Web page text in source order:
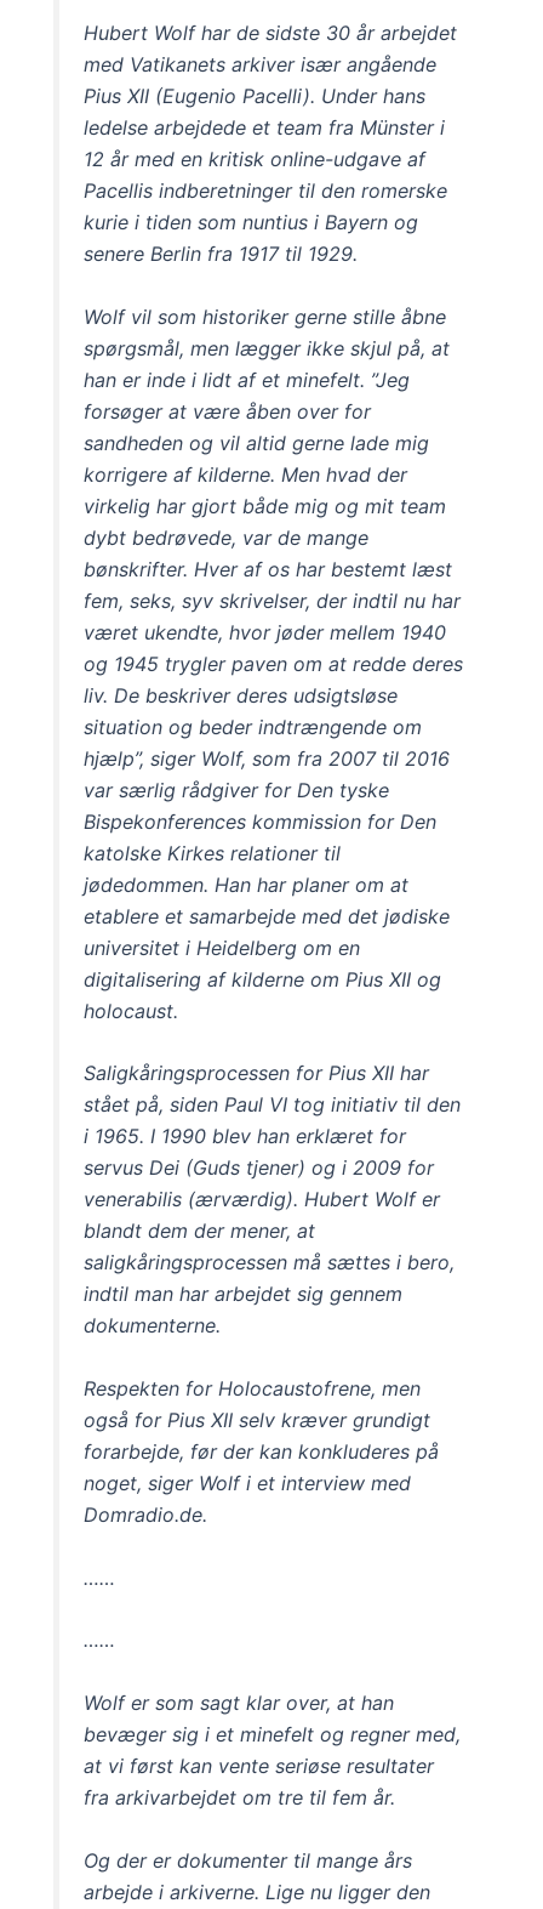
Hubert Wolf har de sidste 30 år arbejdet
med Vatikanets arkiver især angående
Pius XII (Eugenio Pacelli). Under hans
ledelse arbejdede et team fra Münster i
12 år med en kritisk online-udgave af
Pacellis indberetninger til den romerske
kurie i tiden som nuntius i Bayern og
senere Berlin fra 1917 til 1929.
Wolf vil som historiker gerne stille åbne
spørgsmål, men lægger ikke skjul på, at
han er inde i lidt af et minefelt. ”Jeg
forsøger at være åben over for
sandheden og vil altid gerne lade mig
korrigere af kilderne. Men hvad der
virkelig har gjort både mig og mit team
dybt bedrøvede, var de mange
bønskrifter. Hver af os har bestemt læst
fem, seks, syv skrivelser, der indtil nu har
været ukendte, hvor jøder mellem 1940
og 1945 trygler paven om at redde deres
liv. De beskriver deres udsigtsløse
situation og beder indtrængende om
hjælp”, siger Wolf, som fra 2007 til 2016
var særlig rådgiver for Den tyske
Bispekonferences kommission for Den
katolske Kirkes relationer til
jødedommen. Han har planer om at
etablere et samarbejde med det jødiske
universitet i Heidelberg om en
digitalisering af kilderne om Pius XII og
holocaust.
Saligkåringsprocessen for Pius XII har
stået på, siden Paul VI tog initiativ til den
i 1965. I 1990 blev han erklæret for
servus Dei (Guds tjener) og i 2009 for
venerabilis (ærværdig). Hubert Wolf er
blandt dem der mener, at
saligkåringsprocessen må sættes i bero,
indtil man har arbejdet sig gennem
dokumenterne.
Respekten for Holocaustofrene, men
også for Pius XII selv kræver grundigt
forarbejde, før der kan konkluderes på
noget, siger Wolf i et interview med
Domradio.de.
……
……
Wolf er som sagt klar over, at han
bevæger sig i et minefelt og regner med,
at vi først kan vente seriøse resultater
fra arkivarbejdet om tre til fem år.
Og der er dokumenter til mange års
arbejde i arkiverne. Lige nu ligger den